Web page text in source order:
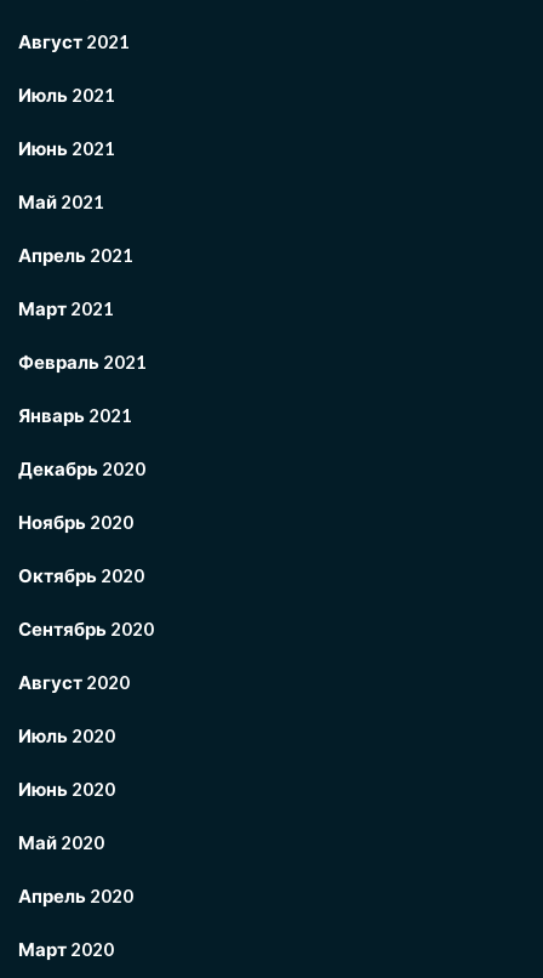
Август 2021
Июль 2021
Июнь 2021
Май 2021
Апрель 2021
Март 2021
Февраль 2021
Январь 2021
Декабрь 2020
Ноябрь 2020
Октябрь 2020
Сентябрь 2020
Август 2020
Июль 2020
Июнь 2020
Май 2020
Апрель 2020
Март 2020